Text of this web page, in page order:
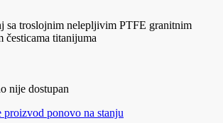
sa troslojnim nelepljivim PTFE granitnim
česticama titanijuma
nije dostupan
proizvod ponovo na stanju